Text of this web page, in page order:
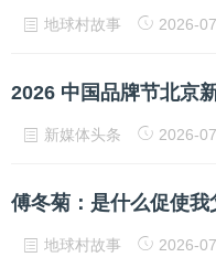
地球村故事 2026-
2026 中国品牌节北京
新媒体头条 2026-
地球村故事 2026-